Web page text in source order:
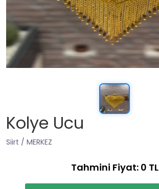
Kolye Ucu
Siirt / MERKEZ
Tahmini Fiyat: 0 TL